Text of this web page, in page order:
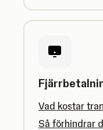
Vad kostar
Så förhindrar